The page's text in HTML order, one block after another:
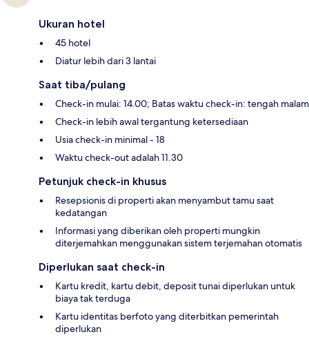
Ukuran hotel
45 hotel
Diatur lebih dari 3 lantai
Saat tiba/pulang
Check-in mulai: 14.00; Batas waktu check-in: tengah malam
Check-in lebih awal tergantung ketersediaan
Usia check-in minimal - 18
Waktu check-out adalah 11.30
Petunjuk check-in khusus
Resepsionis di properti akan menyambut tamu saat
kedatangan
Informasi yang diberikan oleh properti mungkin
diterjemahkan menggunakan sistem terjemahan otomatis
Diperlukan saat check-in
Kartu kredit, kartu debit, deposit tunai diperlukan untuk
biaya tak terduga
Kartu identitas berfoto yang diterbitkan pemerintah
diperlukan